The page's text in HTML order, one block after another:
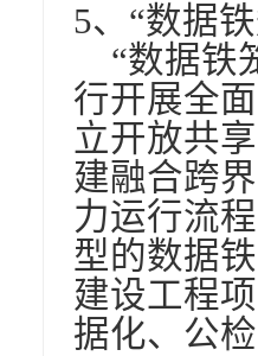
5、“数据
“数据铁
行开展全
立开放共
建融合跨
力运行流
型的数据
建设工程
据化、公